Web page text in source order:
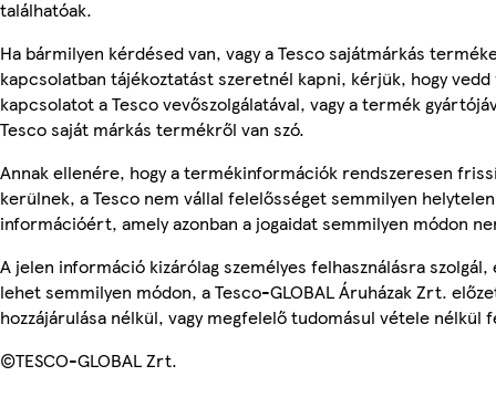
találhatóak.
Ha bármilyen kérdésed van, vagy a Tesco sajátmárkás
kapcsolatban tájékoztatást szeretnél kapni, kérjük, hogy vedd
kapcsolatot a Tesco vevőszolgálatával, vagy a termék
Tesco saját márkás termékről van szó.
Annak ellenére, hogy a termékinformációk rendszeresen
kerülnek, a Tesco nem vállal felelősséget semmilyen helytelen
információért, amely azonban a jogaidat semmilyen módon
A jelen információ kizárólag személyes felhasználásra szolgál,
lehet semmilyen módon, a Tesco-GLOBAL Áruházak Zrt.
hozzájárulása nélkül, vagy megfelelő tudomásul vétele nélkül
©TESCO-GLOBAL Zrt.